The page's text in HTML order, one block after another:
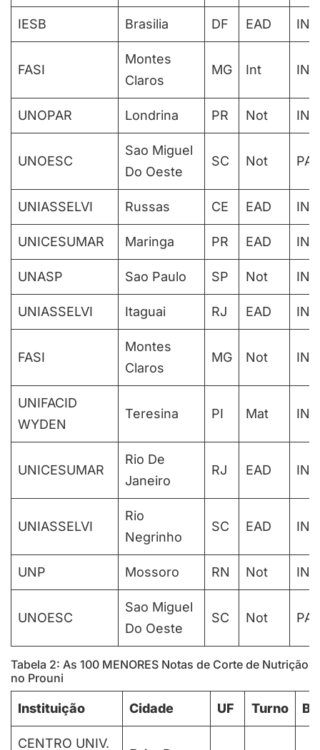
IESB Brasilia DF EAD
FASI
Montes
Claros
MG Int
UNOPAR Londrina PR Not
UNOESC
Sao Miguel
Do Oeste
SC Not
UNIASSELVI Russas CE EAD
UNICESUMAR Maringa PR EAD
UNASP Sao Paulo SP Not
UNIASSELVI Itaguai RJ EAD
FASI
Montes
Claros
MG Not
UNIFACID
WYDEN
Teresina PI Mat
UNICESUMAR
Rio De
Janeiro
RJ EAD
UNIASSELVI
Rio
Negrinho
SC EAD
UNP Mossoro RN Not
UNOESC
Sao Miguel
Do Oeste
SC Not
Tabela 2: As 100 MENORES Notas de Corte de Nutrição
no Prouni
Instituição Cidade UF Turno
CENTRO UNIV.